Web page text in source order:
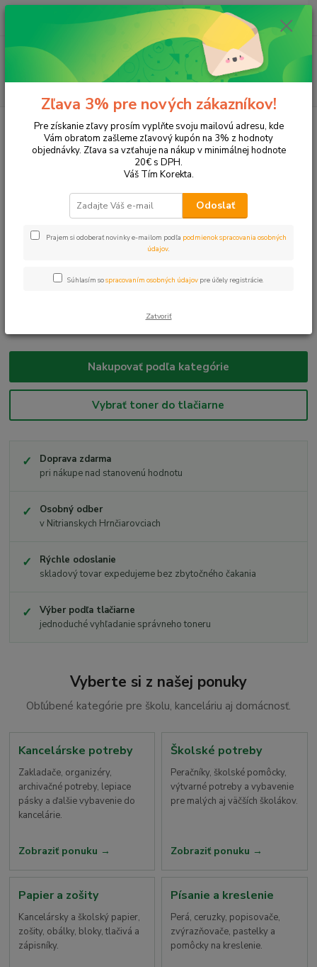
Menu
Hľadať
ks
za 0,00 EUR
Online papierníctvo pre
školu, kanceláriu aj
domácnosť
ďalší sortiment za výhodné ceny. Objednávky expedujeme rýchlo
Nakupovať podľa kategórie
Vybrať toner do tlačiarne
Doprava zdarma
pri nákupe nad stanovenú hodnotu
Osobný odber
v Nitrianskych Hrnčiarovciach
Rýchle odoslanie
skladový tovar expedujeme bez zbytočného čakania
Výber podľa tlačiarne
jednoduché vyhľadanie správneho toneru
Vyberte si z našej ponuky
Obľúbené kategórie pre školu, kanceláriu aj domácnosť.
Kancelárske potreby
Zakladače, organizéry,
archivačné potreby, lepiace
pásky a ďalšie vybavenie do
kancelárie.
Zobraziť ponuku
Školské potreby
Peračníky, školské pomôcky,
výtvarné potreby a vybavenie
pre malých aj väčších školákov.
Zobraziť ponuku
Papier a zošity
Kancelársky a školský papier,
zošity, obálky, bloky, tlačivá a
zápisníky.
Písanie a kreslenie
Perá, ceruzky, popisovače,
zvýrazňovače, pastelky a
pomôcky na kreslenie.
Zľava 3% pre nových zákazníkov!
Pre získanie zľavy prosím vyplňte svoju mailovú adresu, kde
Vám obratom zašleme zľavový kupón na 3% z hodnoty
objednávky. Zľava sa vzťahuje na nákup v minimálnej hodnote
20€ s DPH.
Váš Tím Korekta.
Odoslať
Prajem si odoberať novinky e-mailom podľa podmienok spracovania osobných
údajov.
Súhlasím sospracovaním osobných údajov pre účely registrácie.
Zatvoriť